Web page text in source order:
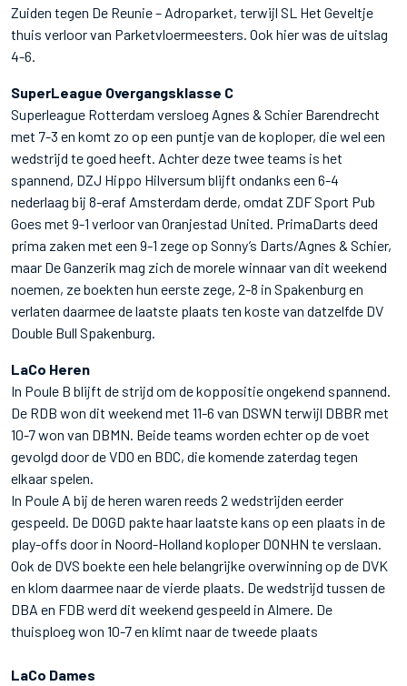
Zuiden tegen De Reunie – Adroparket, terwijl SL Het Geveltje
thuis verloor van Parketvloermeesters. Ook hier was de uitslag
4-6.
SuperLeague Overgangsklasse C
Superleague Rotterdam versloeg Agnes & Schier Barendrecht
met 7-3 en komt zo op een puntje van de koploper, die wel een
wedstrijd te goed heeft. Achter deze twee teams is het
spannend, DZJ Hippo Hilversum blijft ondanks een 6-4
nederlaag bij 8-eraf Amsterdam derde, omdat ZDF Sport Pub
Goes met 9-1 verloor van Oranjestad United. PrimaDarts deed
prima zaken met een 9-1 zege op Sonny’s Darts/Agnes & Schier,
maar De Ganzerik mag zich de morele winnaar van dit weekend
noemen, ze boekten hun eerste zege, 2-8 in Spakenburg en
verlaten daarmee de laatste plaats ten koste van datzelfde DV
Double Bull Spakenburg.
LaCo Heren
In Poule B blijft de strijd om de koppositie ongekend spannend.
De RDB won dit weekend met 11-6 van DSWN terwijl DBBR met
10-7 won van DBMN. Beide teams worden echter op de voet
gevolgd door de VDO en BDC, die komende zaterdag tegen
elkaar spelen.
In Poule A bij de heren waren reeds 2 wedstrijden eerder
gespeeld. De DOGD pakte haar laatste kans op een plaats in de
play-offs door in Noord-Holland koploper DONHN te verslaan.
Ook de DVS boekte een hele belangrijke overwinning op de DVK
en klom daarmee naar de vierde plaats. De wedstrijd tussen de
DBA en FDB werd dit weekend gespeeld in Almere. De
thuisploeg won 10-7 en klimt naar de tweede plaats
LaCo Dames